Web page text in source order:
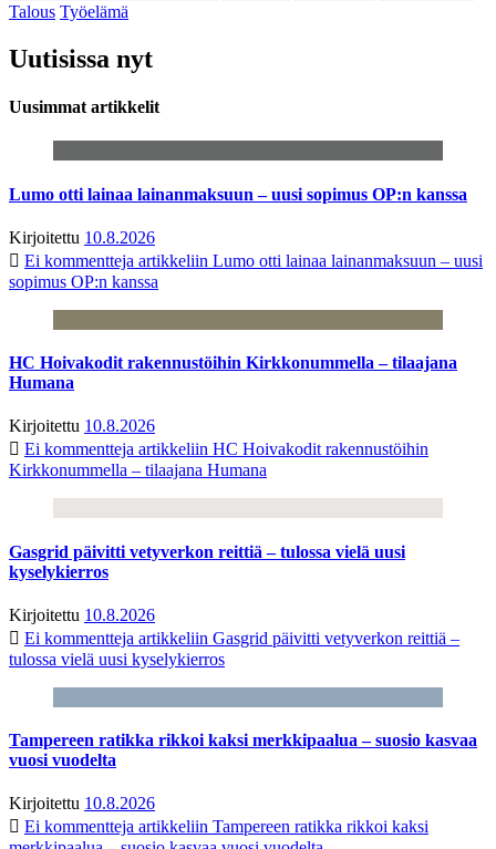
Talous Työelämä
Uutisissa nyt
Uusimmat artikkelit
Lumo otti lainaa lainanmaksuun – uusi sopimus OP:n kanssa
Kirjoitettu 10.8.2026
Ei kommentteja artikkeliin Lumo otti lainaa lainanmaksuun – uusi
sopimus OP:n kanssa
HC Hoivakodit rakennustöihin Kirkkonummella – tilaajana
Humana
Kirjoitettu 10.8.2026
Ei kommentteja artikkeliin HC Hoivakodit rakennustöihin
Kirkkonummella – tilaajana Humana
Gasgrid päivitti vetyverkon reittiä – tulossa vielä uusi
kyselykierros
Kirjoitettu 10.8.2026
Ei kommentteja artikkeliin Gasgrid päivitti vetyverkon reittiä –
tulossa vielä uusi kyselykierros
Tampereen ratikka rikkoi kaksi merkkipaalua – suosio kasvaa
vuosi vuodelta
Kirjoitettu 10.8.2026
Ei kommentteja artikkeliin Tampereen ratikka rikkoi kaksi